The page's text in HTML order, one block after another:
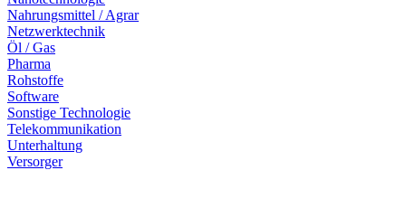
Nahrungsmittel / Agrar
Netzwerktechnik
Öl / Gas
Pharma
Rohstoffe
Software
Sonstige Technologie
Telekommunikation
Unterhaltung
Versorger